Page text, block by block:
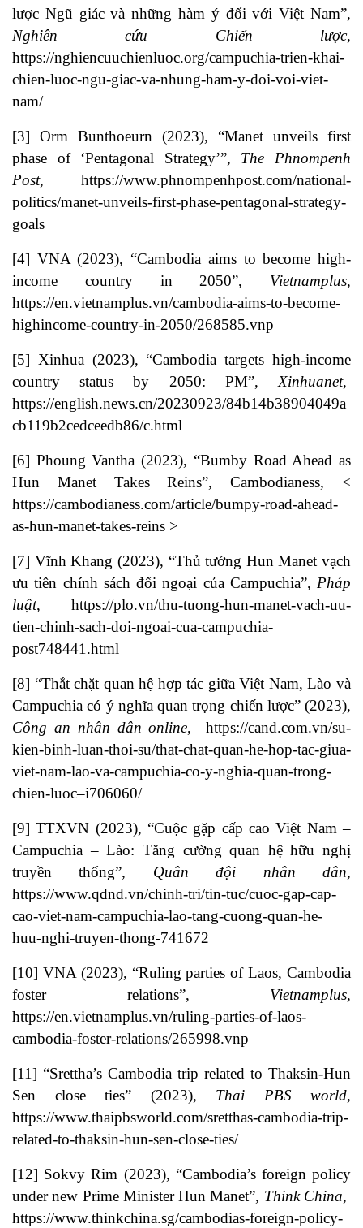
lược Ngũ giác và những hàm ý đối với Việt Nam”,
Nghiên cứu Chiến lược,
https://nghiencuuchienluoc.org/campuchia-trien-khai-
chien-luoc-ngu-giac-va-nhung-ham-y-doi-voi-viet-
nam/
[3] Orm Bunthoeurn (2023), “Manet unveils first
phase of ‘Pentagonal Strategy’”, The Phnompenh
Post, https://www.phnompenhpost.com/national-
politics/manet-unveils-first-phase-pentagonal-strategy-
goals
[4] VNA (2023), “Cambodia aims to become high-
income country in 2050”, Vietnamplus,
https://en.vietnamplus.vn/cambodia-aims-to-become-
highincome-country-in-2050/268585.vnp
[5] Xinhua (2023), “Cambodia targets high-income
country status by 2050: PM”, Xinhuanet,
https://english.news.cn/20230923/84b14b38904049a
cb119b2cedceedb86/c.html
[6] Phoung Vantha (2023), “Bumby Road Ahead as
Hun Manet Takes Reins”, Cambodianess, <
https://cambodianess.com/article/bumpy-road-ahead-
as-hun-manet-takes-reins >
[7] Vĩnh Khang (2023), “Thủ tướng Hun Manet vạch
ưu tiên chính sách đối ngoại của Campuchia”, Pháp
luật, https://plo.vn/thu-tuong-hun-manet-vach-uu-
tien-chinh-sach-doi-ngoai-cua-campuchia-
post748441.html
[8] “Thắt chặt quan hệ hợp tác giữa Việt Nam, Lào và
Campuchia có ý nghĩa quan trọng chiến lược” (2023),
Công an nhân dân online,https://cand.com.vn/su-
kien-binh-luan-thoi-su/that-chat-quan-he-hop-tac-giua-
viet-nam-lao-va-campuchia-co-y-nghia-quan-trong-
chien-luoc–i706060/
[9] TTXVN (2023), “Cuộc gặp cấp cao Việt Nam –
Campuchia – Lào: Tăng cường quan hệ hữu nghị
truyền thống”, Quân đội nhân dân,
https://www.qdnd.vn/chinh-tri/tin-tuc/cuoc-gap-cap-
cao-viet-nam-campuchia-lao-tang-cuong-quan-he-
huu-nghi-truyen-thong-741672
[10] VNA (2023), “Ruling parties of Laos, Cambodia
foster relations”, Vietnamplus,
https://en.vietnamplus.vn/ruling-parties-of-laos-
cambodia-foster-relations/265998.vnp
[11] “Srettha’s Cambodia trip related to Thaksin-Hun
Sen close ties” (2023), Thai PBS world,
https://www.thaipbsworld.com/sretthas-cambodia-trip-
related-to-thaksin-hun-sen-close-ties/
[12] Sokvy Rim (2023), “Cambodia’s foreign policy
under new Prime Minister Hun Manet”, Think China,
https://www.thinkchina.sg/cambodias-foreign-policy-